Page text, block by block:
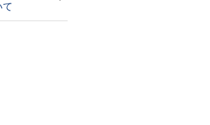
て